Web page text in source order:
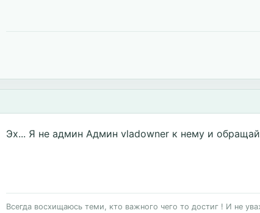
Эх... Я не админ Админ vladowner к нему и
Всегда восхищаюсь теми, кто важного чего то достиг ! И не